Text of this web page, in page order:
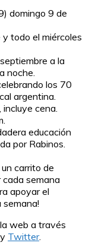
domingo 9 de
todo el miércoles
a la
noche.
los 70
argentina.
cena.
educación
por Rabinos.
carrito de
semana
apoyar el
web a través
y Twitter.